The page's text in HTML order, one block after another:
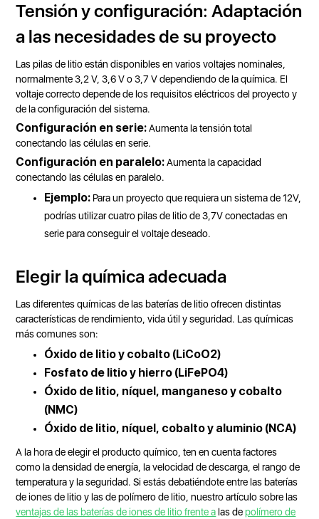
Tensión y configuración: Adaptación
a las necesidades de su proyecto
Las pilas de litio están disponibles en varios voltajes nominales,
normalmente 3,2 V, 3,6 V o 3,7 V dependiendo de la química. El
voltaje correcto depende de los requisitos eléctricos del proyecto y
de la configuración del sistema.
Configuración en serie:Aumenta la tensión total
conectando las células en serie.
Configuración en paralelo:Aumenta la capacidad
conectando las células en paralelo.
Ejemplo: Para un proyecto que requiera un sistema de 12V,
podrías utilizar cuatro pilas de litio de 3,7V conectadas en
serie para conseguir el voltaje deseado.
Elegir la química adecuada
Las diferentes químicas de las baterías de litio ofrecen distintas
características de rendimiento, vida útil y seguridad. Las químicas
más comunes son:
Óxido de litio y cobalto (LiCoO2)
Fosfato de litio y hierro (LiFePO4)
Óxido de litio, níquel, manganeso y cobalto
(NMC)
Óxido de litio, níquel, cobalto y aluminio (NCA)
A la hora de elegir el producto químico, ten en cuenta factores
como la densidad de energía, la velocidad de descarga, el rango de
temperatura y la seguridad. Si estás debatiéndote entre las baterías
de iones de litio y las de polímero de litio, nuestro artículo sobre las
ventajas de las baterías de iones de litio frente a las depolímero de